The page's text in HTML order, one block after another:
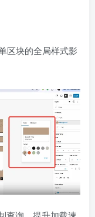
区块的全局样式影